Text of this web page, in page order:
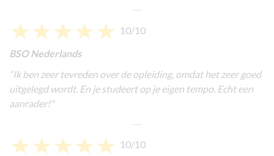
---
10/10
BSO Nederlands
“Ik ben zeer tevreden over de opleiding, omdat het zeer goed
uitgelegd wordt. En je studeert op je eigen tempo. Echt een
aanrader!"
---
10/10